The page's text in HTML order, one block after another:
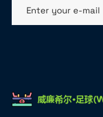
Enter your e-mail